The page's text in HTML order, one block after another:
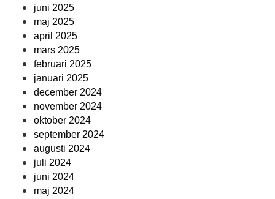
juni 2025
maj 2025
april 2025
mars 2025
februari 2025
januari 2025
december 2024
november 2024
oktober 2024
september 2024
augusti 2024
juli 2024
juni 2024
maj 2024